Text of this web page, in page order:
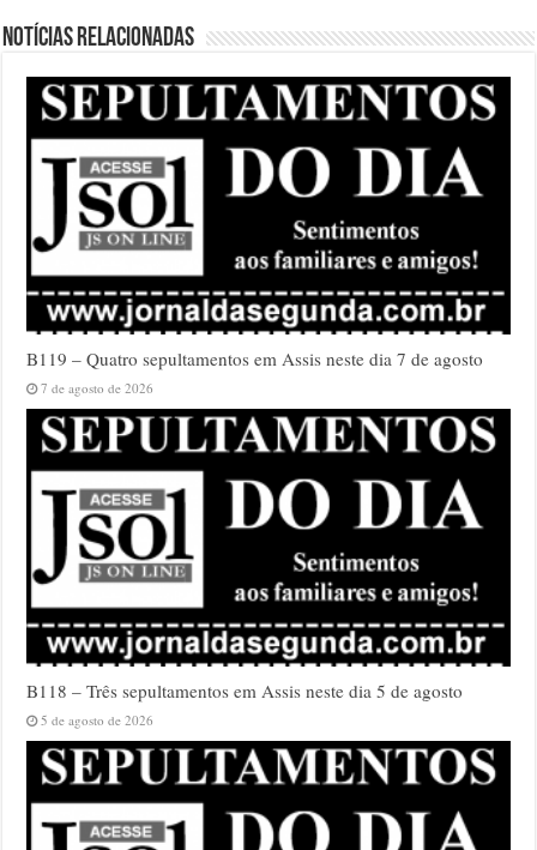
Notícias relacionadas
B119 – Quatro sepultamentos em Assis neste dia 7 de agosto
7 de agosto de 2026
B118 – Três sepultamentos em Assis neste dia 5 de agosto
5 de agosto de 2026